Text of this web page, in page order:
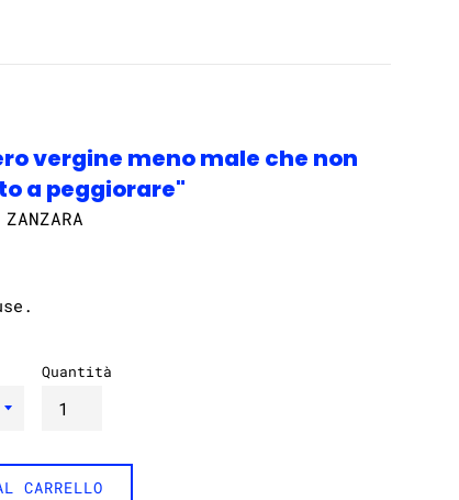
vergine meno male che non
a peggiorare"
Quantità
CARRELLO